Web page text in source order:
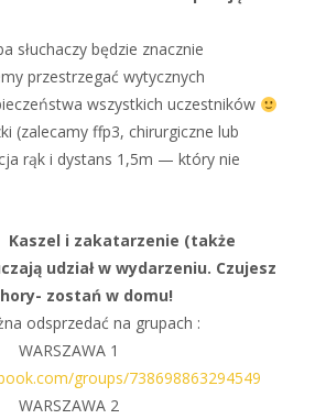
słuchaczy będzie znacznie
przestrzegać wytycznych
wszystkich uczestników
(zalecamy ffp3, chirurgiczne lub
rąk i dystans 1,5m — który nie
Kaszel i zakatarzenie (także
udział w wydarzeniu. Czujesz
zostań w domu!
odsprzedać na grupach :
WARSZAWA 1
groups/738698863294549
WARSZAWA 2